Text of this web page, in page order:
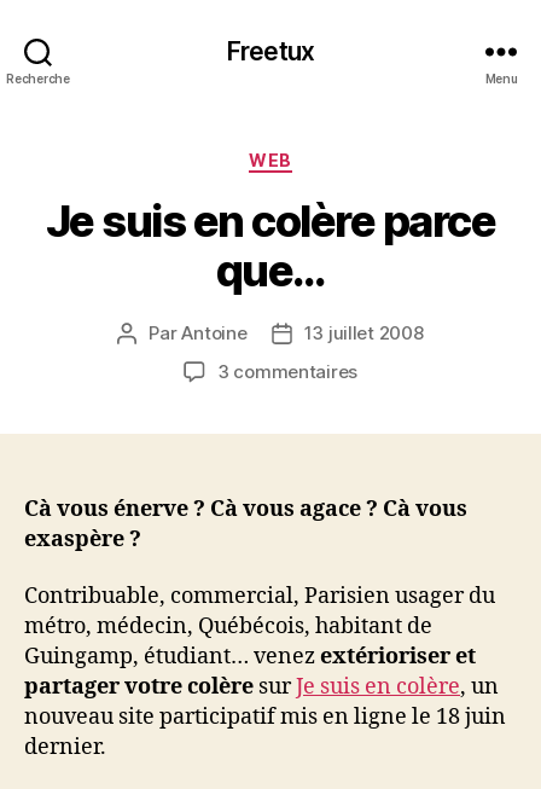
Recherche
Freetux
Menu
Catégories
WEB
Je suis en colère parce
que…
Auteur
ParAntoine
Date13 juillet 2008
3 commentairessur
parce
Cà vous énerve ? Cà vous agace ? Cà vous
exaspère ?
Contribuable, commercial, Parisien usager du
métro, médecin, Québécois, habitant de
Guingamp, étudiant… venezextérioriser et
partager votre colère surJe suis en colère, un
nouveau site participatif mis en ligne le 18 juin
dernier.